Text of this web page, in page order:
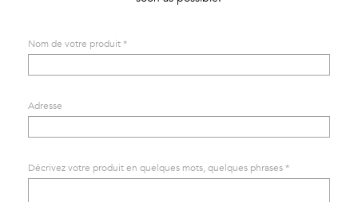
Nom de votre produit *
Adresse
Décrivez votre produit en quelques mots, quelques phrases *